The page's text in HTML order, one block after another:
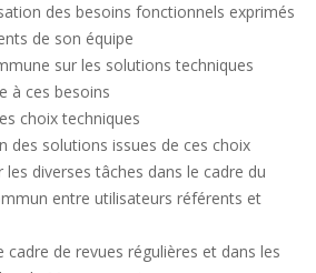
des besoins fonctionnels exprimés
de son équipe
sur les solutions techniques
à ces besoins
choix techniques
des solutions issues de ces choix
diverses tâches dans le cadre du
entre utilisateurs référents et
cadre de revues régulières et dans les